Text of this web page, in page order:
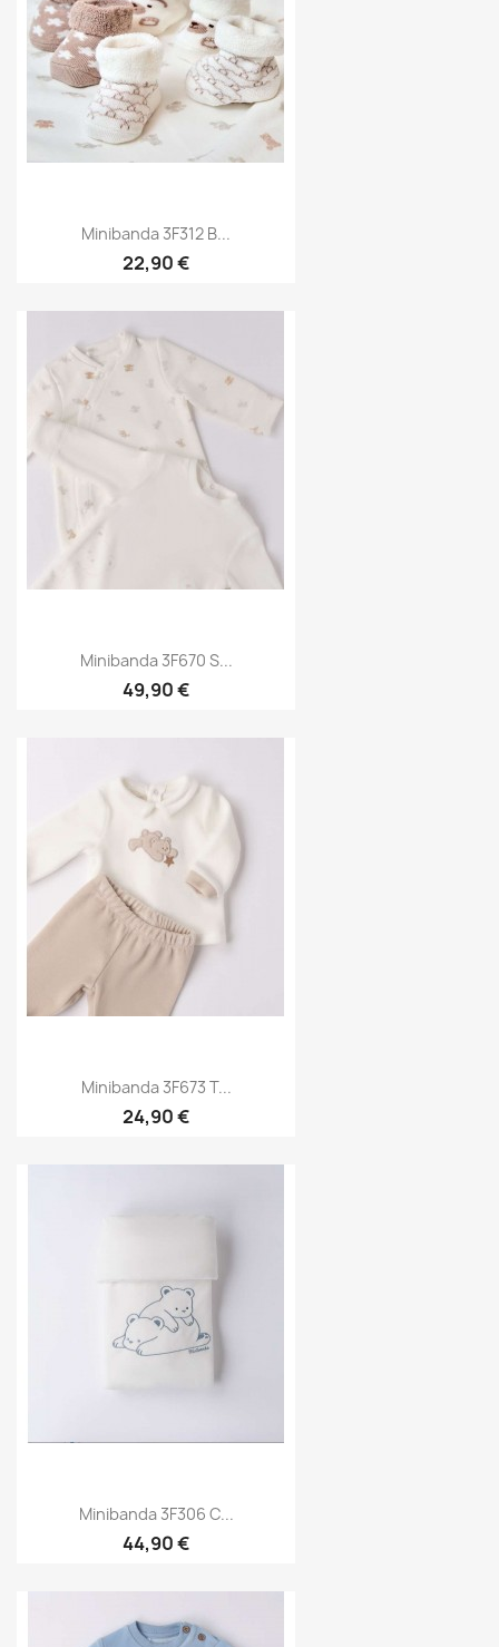
Minibanda 3F312 B...
22,90 €
Minibanda 3F670 S...
49,90 €
Minibanda 3F673 T...
24,90 €
Minibanda 3F306 C...
44,90 €